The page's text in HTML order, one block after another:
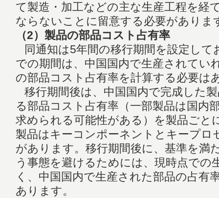
て製造・加工などの主な生産工程を経
ならないことに留意する必要がありま
（2）製品の部品コスト占有率
同通知は5年間の移行期間を設定して
での期間は、中国国内で生産されてい
の部品コスト占有率を計算する必要は
移行期間後は、中国国内で完成した
る部品コスト占有率（一部製品は国内
求められる可能性がある）を製品ごと
製品はキーコンポーネントとキープロ
があります。移行期間後に、基準を満
う事態を避けるためには、現時点での
く、中国国内で生産された部品の占有
あります。